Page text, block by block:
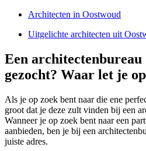
Architecten in Oostwoud
Uitgelichte architecten uit
Een architectenbureau
gezocht? Waar let je
Als je op zoek bent naar die ene
groot dat je deze zult vinden bij een
Wanneer je op zoek bent naar een
aanbieden, ben je bij een
juiste adres.